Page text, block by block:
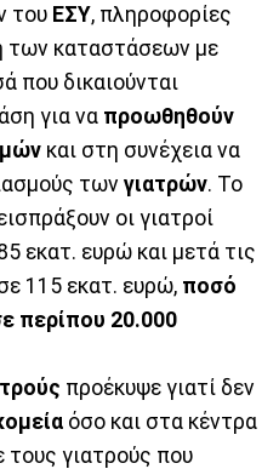
του ΕΣΥ, πληροφορίες
των καταστάσεων με
που δικαιούνται
για να προωθηθούν
και στη συνέχεια να
των γιατρών. Το
οι γιατροί
εκατ. ευρώ και μετά τις
115 εκατ. ευρώ, ποσό
περίπου 20.000
προέκυψε γιατί δεν
όσο και στα κέντρα
τους γιατρούς που